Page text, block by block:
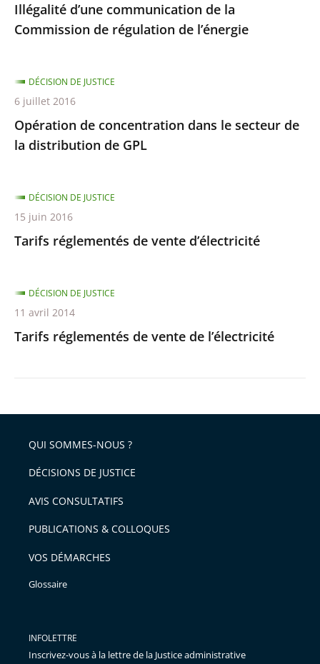
Illégalité d’une communication de la
Commission de régulation de l’énergie
Opération de concentration dans le secteur de
la distribution de GPL
DÉCISION DE JUSTICE
6 juillet 2016
Tarifs réglementés de vente d’électricité
DÉCISION DE JUSTICE
15 juin 2016
Tarifs réglementés de vente de l’électricité
DÉCISION DE JUSTICE
11 avril 2014
QUI SOMMES-NOUS ?
DÉCISIONS DE JUSTICE
AVIS CONSULTATIFS
PUBLICATIONS & COLLOQUES
VOS DÉMARCHES
Glossaire
INFOLETTRE
Inscrivez-vous à la lettre de la Justice administrative